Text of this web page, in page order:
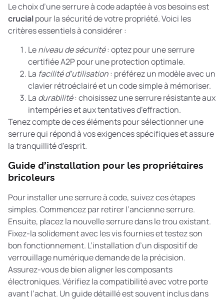
Le choix d’une serrure à code adaptée à vos besoins est
crucialpour la sécurité de votre propriété. Voici les
critères essentiels à considérer :
Leniveau de sécurité: optez pour une serrure
certifiée A2P pour une protection optimale.
La facilité d’utilisation: préférez un modèle avec un
clavier rétroéclairé et un code simple à mémoriser.
La durabilité: choisissez une serrure résistante aux
intempéries et aux tentatives d’effraction.
Tenez compte de ces éléments pour sélectionner une
serrure qui répond à vos exigences spécifiques et assure
la tranquillité d’esprit.
Guide d’installation pour les propriétaires
bricoleurs
Pour installer une serrure à code, suivez ces étapes
simples. Commencez par retirer l’ancienne serrure.
Ensuite, placez la nouvelle serrure dans le trou existant.
Fixez-la solidement avec les vis fournies et testez son
bon fonctionnement. L’installation d’un dispositif de
verrouillage numériquedemande de la précision.
Assurez-vous de bien aligner les composants
électroniques. Vérifiez la compatibilité avec votre porte
avant l’achat. Un guide détaillé est souvent inclus dans